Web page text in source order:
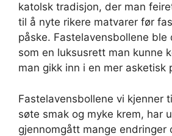
katolsk tradisjon, der man
til å nyte rikere matvarer før
påske. Fastelavensbollene
som en luksusrett man kunne
man gikk inn i en mer asketisk
Fastelavensbollene vi kjenner
søte smak og myke krem, har
gjennomgått mange endringer